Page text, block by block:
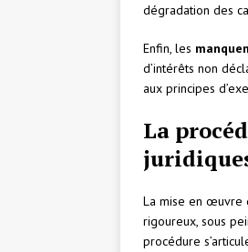
dégradation des
Enfin, les
d’intérêts non
aux principes
La
La mise en œuvre
rigoureux, sous
procédure